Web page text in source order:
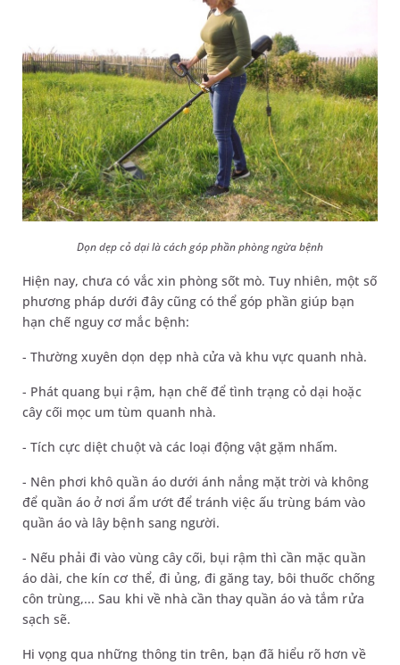
Dọn dẹp cỏ dại là cách góp phần phòng ngừa bệnh
Hiện nay, chưa có vắc xin phòng sốt mò. Tuy nhiên, một số
phương pháp dưới đây cũng có thể góp phần giúp bạn
hạn chế nguy cơ mắc bệnh:
- Thường xuyên dọn dẹp nhà cửa và khu vực quanh nhà.
- Phát quang bụi rậm, hạn chế để tình trạng cỏ dại hoặc
cây cối mọc um tùm quanh nhà.
- Tích cực diệt chuột và các loại động vật gặm nhấm.
- Nên phơi khô quần áo dưới ánh nắng mặt trời và không
để quần áo ở nơi ẩm ướt để tránh việc ấu trùng bám vào
quần áo và lây bệnh sang người.
- Nếu phải đi vào vùng cây cối, bụi rậm thì cần mặc quần
áo dài, che kín cơ thể, đi ủng, đi găng tay, bôi thuốc chống
côn trùng,... Sau khi về nhà cần thay quần áo và tắm rửa
sạch sẽ.
Hi vọng qua những thông tin trên, bạn đã hiểu rõ hơn về